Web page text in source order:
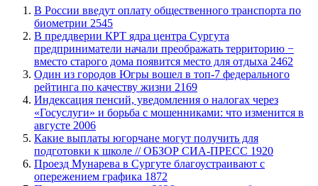
В России введут оплату общественного транспорта по
биометрии 2545
​В преддверии КРТ ядра центра Сургута
предприниматели начали преображать территорию −
вместо старого дома появится место для отдыха 2462
Один из городов Югры вошел в топ-7 федерального
рейтинга по качеству жизни 2169
​Индексация пенсий, уведомления о налогах через
«Госуслуги» и борьба с мошенниками: что изменится в
августе 2006
Какие выплаты югорчане могут получить для
подготовки к школе // ОБЗОР СИА-ПРЕСС 1920
​Проезд Мунарева в Сургуте благоустраивают с
опережением графика 1872